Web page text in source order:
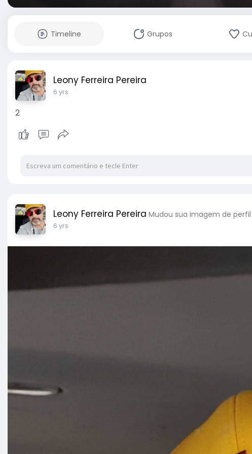
Timeline Grupos
Leony Ferreira Pereira
6 yrs
2
Leony Ferreira Pereira Mudou sua imagem de perfil
6 yrs